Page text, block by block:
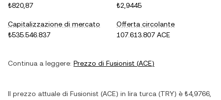
₺820,87
₺2,9445
Capitalizzazione di mercato
₺535.546.837
Offerta circolante
107.613.807 ACE
Continua a leggere: Prezzo di Fusionist (ACE)
Il prezzo attuale di Fusionist (ACE) in lira turca (TRY) è ₺4,9766